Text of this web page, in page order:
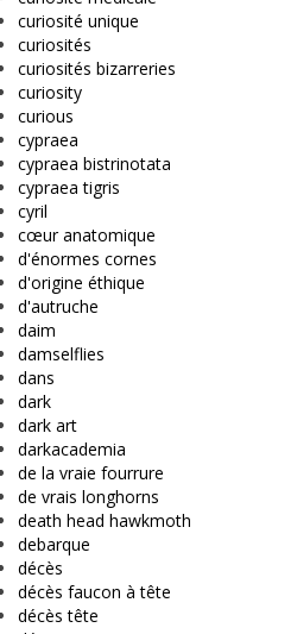
curiosité unique
curiosités
curiosités bizarreries
curiosity
curious
cypraea
cypraea bistrinotata
cypraea tigris
cyril
cœur anatomique
d'énormes cornes
d'origine éthique
d'autruche
daim
damselflies
dans
dark
dark art
darkacademia
de la vraie fourrure
de vrais longhorns
death head hawkmoth
debarque
décès
décès faucon à tête
décès tête